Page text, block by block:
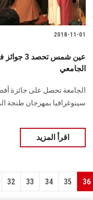
2018-11-01
عين شمس
الجامعي
الجامعة تحصل على جائزة
سينوغرافيا بمهرجان طنجة
اقرأ المزيد
32 33 34 35 36